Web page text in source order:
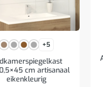
+5
cm artisanaal
eikenkleurig